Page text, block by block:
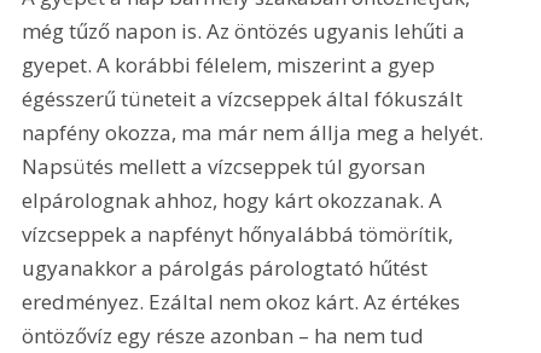
még tűző napon is. Az öntözés ugyanis lehűti a
gyepet. A korábbi félelem, miszerint a gyep
égésszerű tüneteit a vízcseppek által fókuszált
napfény okozza, ma már nem állja meg a helyét.
Napsütés mellett a vízcseppek túl gyorsan
elpárolognak ahhoz, hogy kárt okozzanak. A
vízcseppek a napfényt hőnyalábbá tömörítik,
ugyanakkor a párolgás párologtató hűtést
eredményez. Ezáltal nem okoz kárt. Az értékes
öntözővíz egy része azonban – ha nem tud